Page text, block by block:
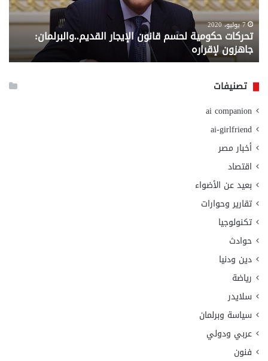
جاهزون
لإقراره
7 يوليو، 2020
تحركات حكومية لحسم قانون الإيجار القديم..والبرلمان:
جاهزون لإقراره
من
تصنيفات
ai companion
ai-girlfriend
أخبار مصر
اقتصاد
بعيد عن الأضواء
تقارير وحوارات
تكنولوجيا
حوادث
دين ودنيا
رياضة
سلايدر
سياسة وبرلمان
عربي ودولي
فنون